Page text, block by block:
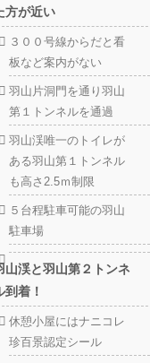
方が近い
３００号線からだと看
板など案内がない
羽山片洞門を通り羽山
第１トンネルを通過
羽山渓唯一のトイレが
ある羽山第１トンネル
も高さ2.5ｍ制限
５台程駐車可能の羽山
駐車場
山渓と羽山第２トンネ
到着！
休憩小屋にはナニコレ
珍百景認定シール